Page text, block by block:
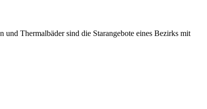
Thermalbäder sind die Starangebote eines Bezirks mit